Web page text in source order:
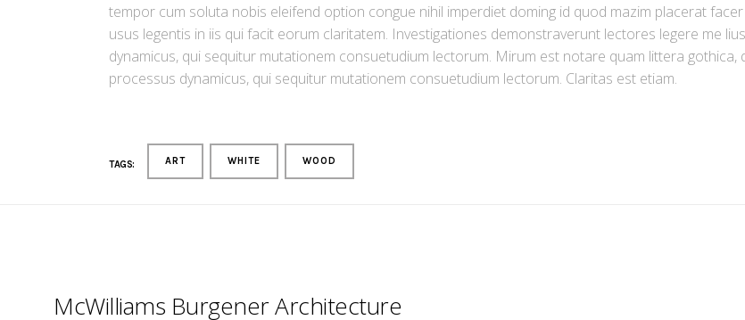
tempor cum soluta nobis eleifend option congue nihil imperdiet doming id quod mazim placerat
usus legentis in iis qui facit eorum claritatem. Investigationes demonstraverunt lectores legere me
dynamicus, qui sequitur mutationem consuetudium lectorum. Mirum est notare quam littera gothica,
processus dynamicus, qui sequitur mutationem consuetudium lectorum. Claritas est etiam.
TAGS: ART WHITE WOOD
McWilliams Burgener Architecture